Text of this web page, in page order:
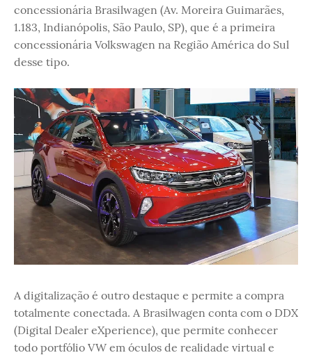
concessionária Brasilwagen (Av. Moreira Guimarães,
1.183, Indianópolis, São Paulo, SP), que é a primeira
concessionária Volkswagen na Região América do Sul
desse tipo.
A digitalização é outro destaque e permite a compra
totalmente conectada. A Brasilwagen conta com o DDX
(Digital Dealer eXperience), que permite conhecer
todo portfólio VW em óculos de realidade virtual e